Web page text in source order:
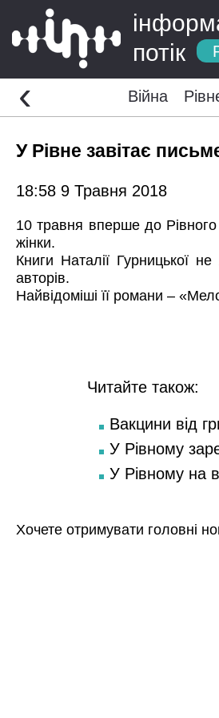
потік
Війна
‹
У Рівне завітає
18:58 9 Травня 2018
10 травня вперше до Рівного
жінки.
Книги Наталії Гурницької
авторів.
Найвідоміші її романи –
Читайте також:
Вакцини від
У Рівному
У Рівному на
Хочете отримувати головні